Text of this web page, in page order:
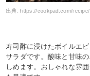
出典:https://cookpad.com/
寿司酢に浸けたボイルエ
サラダです。酸味と甘味
しめます。おしゃれな雰